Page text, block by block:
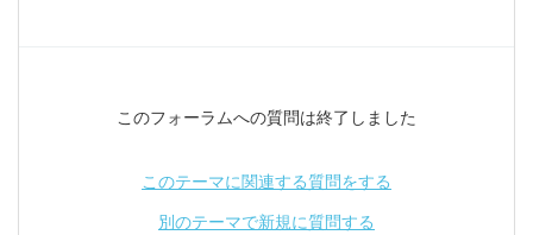
このフォーラムへの質問は終了しました
このテーマに関連する質問をする
別のテーマで新規に質問する